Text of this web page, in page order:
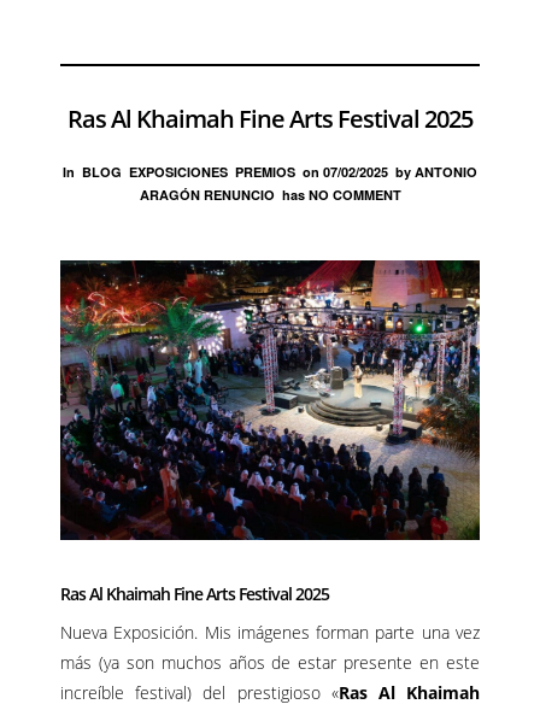
Ras Al Khaimah Fine Arts Festival 2025
In BLOG EXPOSICIONES PREMIOS on 07/02/2025 by ANTONIO
ARAGÓN RENUNCIO has NO COMMENT
Ras Al Khaimah Fine Arts Festival 2025
Nueva Exposición. Mis imágenes forman parte una vez
más (ya son muchos años de estar presente en este
increíble festival) del prestigioso «Ras Al Khaimah